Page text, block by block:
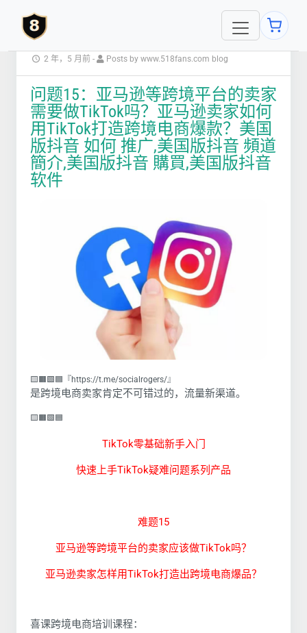
2 年，5 月前 - Posts by www.518fans.com blog
问题15：亚马逊等跨境平台的卖家
需要做TikTok吗？亚马逊卖家如何
用TikTok打造跨境电商爆款？美国
版抖音 如何 推广,美国版抖音 頻道
簡介,美国版抖音 購買,美国版抖音
软件
🟨🟧🟩🟦『https://t.me/socialrogers/』
是跨境电商卖家肯定不可错过的，流量新渠道。
🟨🟧🟩🟦
TikTok零基础新手入门
快速上手TikTok疑难问题系列产品
难题15
亚马逊等跨境平台的卖家应该做TikTok吗？
亚马逊卖家怎样用TikTok打造出跨境电商爆品？
喜课跨境电商培训课程：